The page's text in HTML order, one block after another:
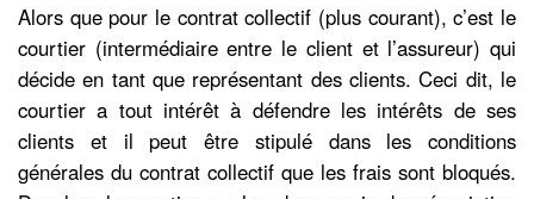
Alors que pour le contrat collectif (plus courant), c’est le
courtier (intermédiaire entre le client et l’assureur) qui
décide en tant que représentant des clients. Ceci dit, le
courtier a tout intérêt à défendre les intérêts de ses
clients et il peut être stipulé dans les conditions
générales du contrat collectif que les frais sont bloqués.